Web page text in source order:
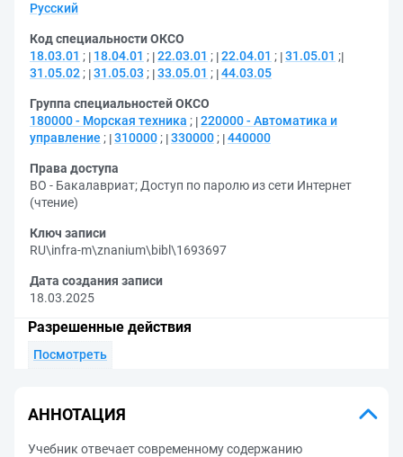
Русский
Код специальности ОКСО
18.03.01 ; 18.04.01 ; 22.03.01 ; 22.04.01 ; 31.05.01 ;
31.05.02 ; 31.05.03 ; 33.05.01 ; 44.03.05
Группа специальностей ОКСО
180000 - Морская техника ; 220000 - Автоматика и
управление ; 310000 ; 330000 ; 440000
Права доступа
ВО - Бакалавриат; Доступ по паролю из сети Интернет
(чтение)
Ключ записи
RU\infra-m\znanium\bibl\1693697
Дата создания записи
18.03.2025
Разрешенные действия
Посмотреть
АННОТАЦИЯ
Учебник отвечает современному содержанию